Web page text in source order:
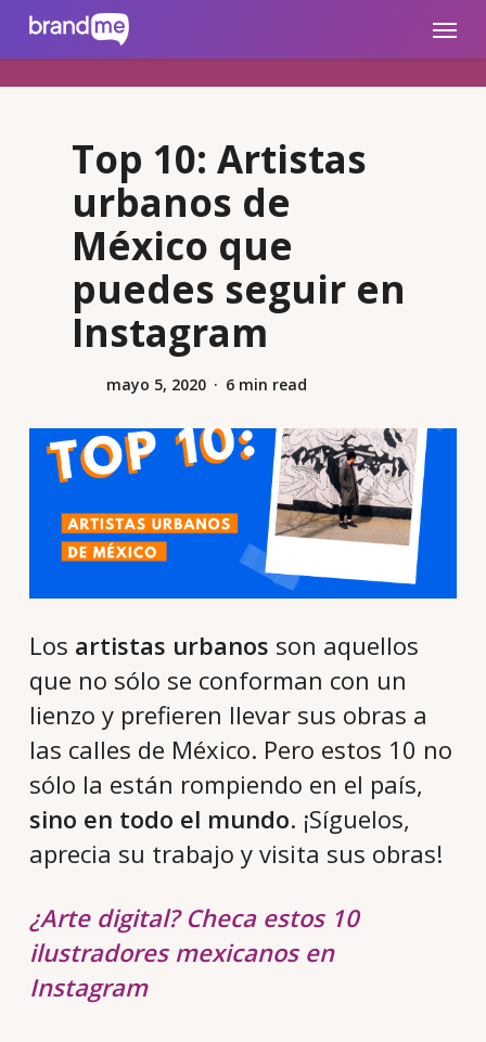
brandme.la Menu
Top 10: Artistas
urbanos de
México que
puedes seguir en
Instagram
mayo 5, 2020 6 min read
Los artistas urbanos son aquellos
que no sólo se conforman con un
lienzo y prefieren llevar sus obras a
las calles de México. Pero estos 10 no
sólo la están rompiendo en el país,
sino en todo el mundo. ¡Síguelos,
aprecia su trabajo y visita sus obras!
¿Arte digital? Checa estos 10
ilustradores mexicanos en
Instagram